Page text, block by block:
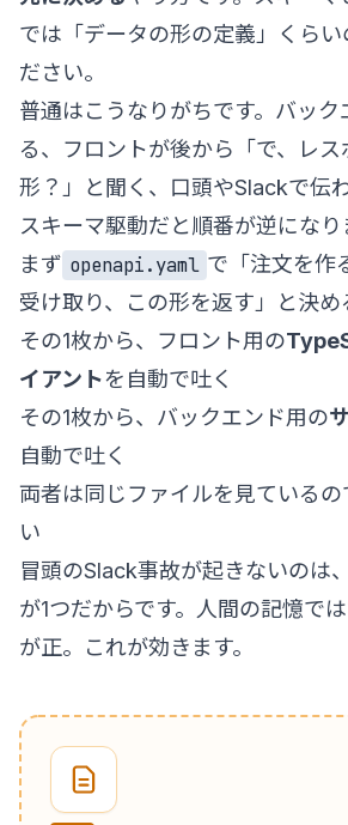
では「データの形の定義」くらい
ださい。
普通はこうなりがちです。バッ
る、フロントが後から「で、レ
形？」と聞く、口頭やSlackで伝
スキーマ駆動だと順番が逆になり
まず openapi.yaml で「注文を作
受け取り、この形を返す」と決め
その1枚から、フロント用の
イアントを自動で吐く
その1枚から、バックエンド用の
自動で吐く
両者は同じファイルを見ている
い
冒頭のSlack事故が起きないのは
が1つだからです。人間の記憶で
が正。これが効きます。